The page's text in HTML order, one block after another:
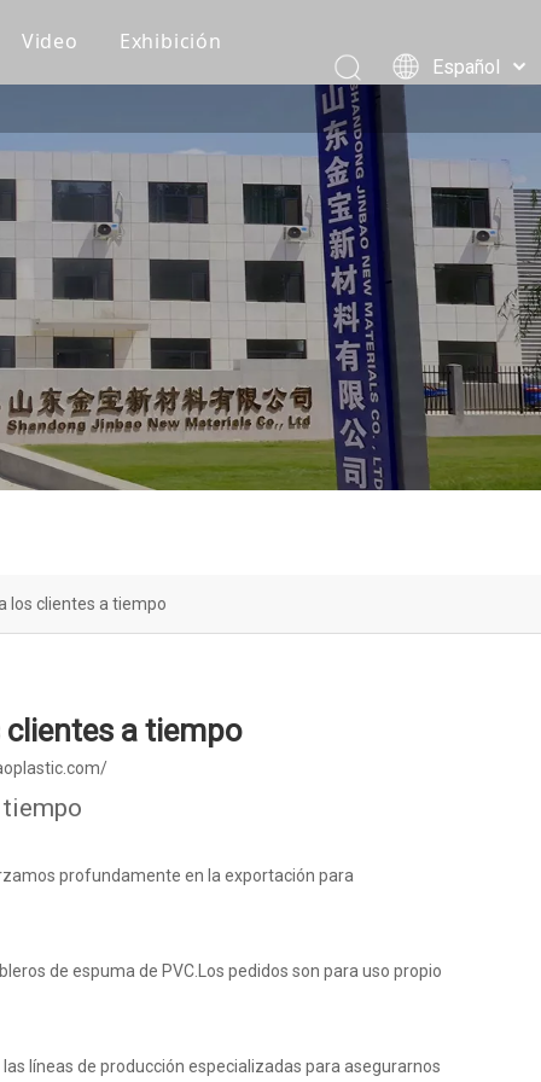
Video
Recomendaciones de clientes
Vídeos de producción
Vídeos de embalaje y carga
Vídeo del producto
Eventos corporativos
Exhibición
Español
Português
简体中文
English
los clientes a tiempo
clientes a tiempo
profundamente en la exportación para
de espuma de PVC.Los pedidos son para uso propio
líneas de producción especializadas para asegurarnos